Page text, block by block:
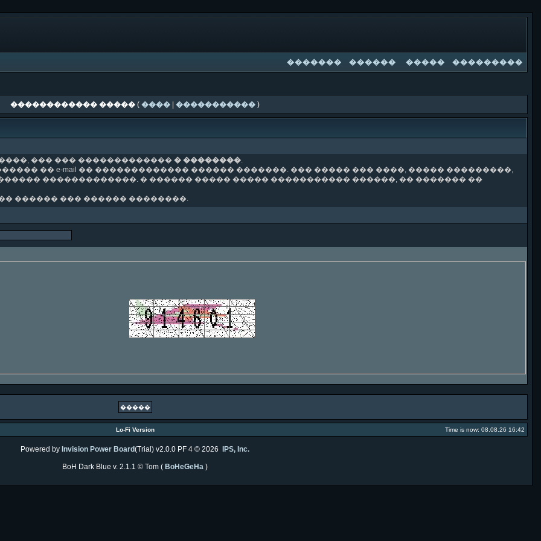
������� ������ ����� ���������
������������ ����� (���� |����������� )
��� ��� �������������� ��������.
�� e-mail �� ������������� ������ �������. ��� ����� ��� ����, ����� ���������,
�������������. � ������ ����� ����� ����������� ������, �� ������� ��
������ ��� ������ ��������.
Lo-Fi Version Time is now: 08.08.26 16:42
Powered byInvision Power Board(Trial) v2.0.0 PF 4 © 2026IPS, Inc.
BoH Dark Blue v. 2.1.1 © Tom (BoHeGeHa )